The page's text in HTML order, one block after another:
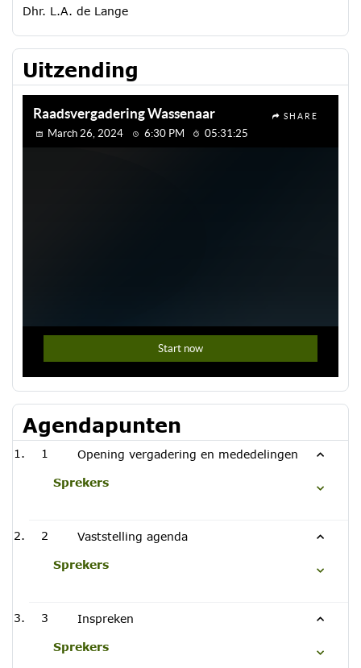
Dhr. L.A. de Lange
Uitzending
Agendapunten
1 Opening vergadering en mededelingen
Sprekers
2 Vaststelling agenda
Sprekers
3 Inspreken
Sprekers